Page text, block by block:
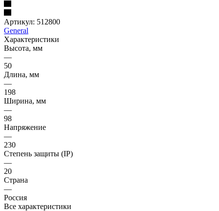
Артикул: 512800
General
Характеристики
Высота, мм
—
50
Длина, мм
—
198
Ширина, мм
—
98
Напряжение
—
230
Степень защиты (IP)
—
20
Страна
—
Россия
Все характеристики